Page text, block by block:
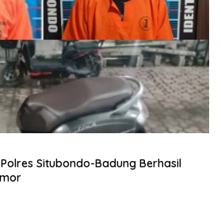
Situbondo-Badung Berhasil